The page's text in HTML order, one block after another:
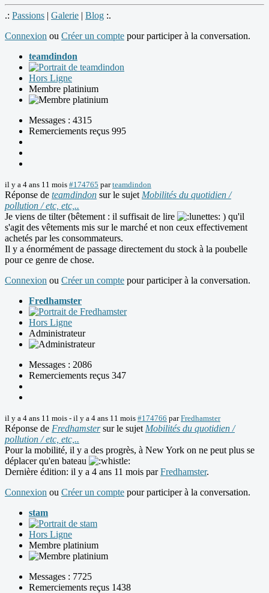
.: Passions | Galerie | Blog :.
Connexion ou Créer un compte pour participer à la conversation.
teamdindon
Hors Ligne
Membre platinium
Messages : 4315
Remerciements reçus 995
il y a 4 ans 11 mois #174765 parteamdindon
Réponse de teamdindon sur le sujet Mobilités du quotidien /
pollution / etc, etc,..
Je viens de tilter (bêtement : il suffisait de lire
) qu'il
s'agit des vêtements mis sur le marché et non ceux effectivement
achetés par les consommateurs.
Il y a énormément de passage directement du stock à la poubelle
pour ce genre de chose.
Connexion ou Créer un compte pour participer à la conversation.
Fredhamster
Hors Ligne
Administrateur
Messages : 2086
Remerciements reçus 347
il y a 4 ans 11 mois - il y a 4 ans 11 mois #174766 parFredhamster
Réponse de Fredhamstersur le sujet Mobilités du quotidien /
pollution / etc, etc,..
Pour la mobilité, il y a des progrès, à New York on ne peut plus se
déplacer qu'en bateau
Dernière édition: il y a 4 ans 11 mois parFredhamster.
Connexion ou Créer un compte pour participer à la conversation.
stam
Hors Ligne
Membre platinium
Messages : 7725
Remerciements reçus 1438